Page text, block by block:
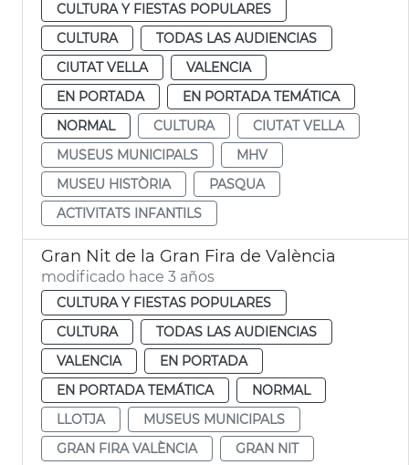
CULTURA Y FIESTAS POPULARES
CULTURA
TODAS LAS AUDIENCIAS
CIUTAT VELLA
VALENCIA
EN PORTADA
EN PORTADA TEMÁTICA
NORMAL
CULTURA
CIUTAT VELLA
MUSEUS MUNICIPALS
MHV
MUSEU HISTÒRIA
PASQUA
ACTIVITATS INFANTILS
Gran Nit de la Gran Fira de València
modificado hace 3 años
CULTURA Y FIESTAS POPULARES
CULTURA
TODAS LAS AUDIENCIAS
VALENCIA
EN PORTADA
EN PORTADA TEMÁTICA
NORMAL
LLOTJA
MUSEUS MUNICIPALS
GRAN FIRA VALÈNCIA
GRAN NIT